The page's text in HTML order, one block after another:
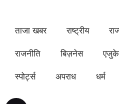
ताजा खबर राष्ट्रीय
राजनीति बिज़नेस
स्पोर्ट्स अपराध धर्म